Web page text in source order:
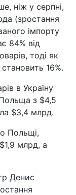
ніж у серпні,
(зростання
імпорту
84% від
тоді як
16%.
в Україну
з $4,5
$3,4 млрд.
Польщі,
млрд, а
Денис